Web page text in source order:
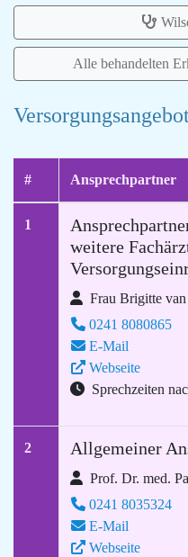
Alle behandelten
# Ansprechpartner
1
weitere
Frau Brigitte
0241 8080865
E-Mail
Webseite
Sprechzeiten
2 Allgemeiner
Prof. Dr. med.
0241 8035324
E-Mail
Webseite